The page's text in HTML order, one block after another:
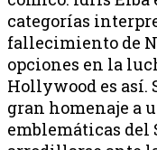
categorías
fallecimiento de
opciones en la
Hollywood es así.
gran homenaje a
emblemáticas del